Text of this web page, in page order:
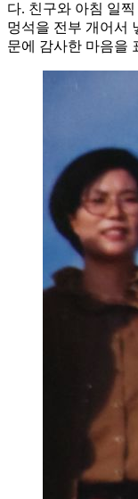
다. 친구와 아침 일
멍석을 전부 개어서
문에 감사한 마음을